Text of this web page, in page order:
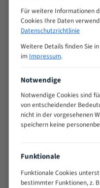
M (mm)
Zähne pro
Zoll (ZpZ)
>
10/14
15 - 40
8/12
25 - 50
35 - 70
80 - 180
3/4
130 -
350
2/3
200 -
> 500
0,75/1,25
Für weitere Informationen
Cookies Ihre Daten
Datenschutzrichtlinie
Weitere Details finden Sie
im Impressum.
Notwendige
Notwendige Cookies sind
von entscheidender
nicht in der vorgesehenen
speichern keine
Funktionale
Funktionale Cookies
bestimmter Funktionen, z.